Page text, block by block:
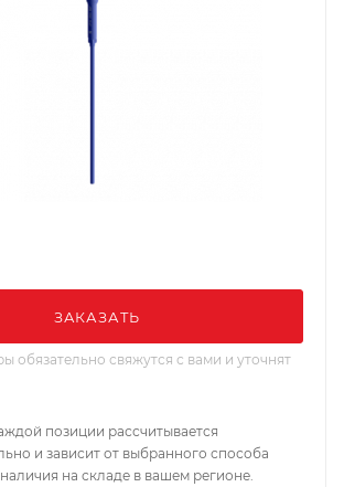
ЗАКАЗАТЬ
обязательно свяжутся с вами и уточнят
позиции рассчитывается
и зависит от выбранного способа
на складе в вашем регионе.